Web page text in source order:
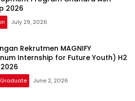
2026
July 29, 2026
Rekrutmen MAGNIFY
Internship for Future Youth) H2
June 2, 2026